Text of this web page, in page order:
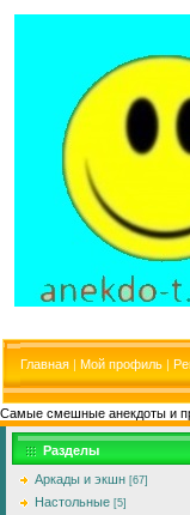
Главная | Мой профиль |
Самые смешные анекдоты и
Разделы
Аркады и экшн [67]
Настольные [5]